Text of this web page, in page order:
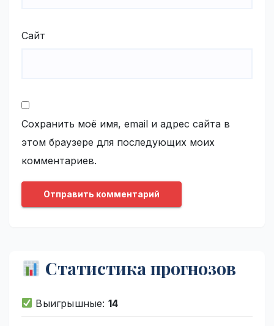
Сайт
Сохранить моё имя, email и адрес сайта в
этом браузере для последующих моих
комментариев.
Статистика прогнозов
Выигрышные: 14